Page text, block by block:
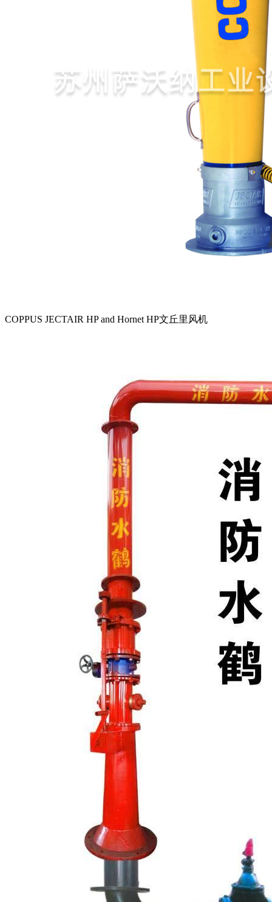
COPPUS JECTAIR HP and Hornet HP文丘里风机